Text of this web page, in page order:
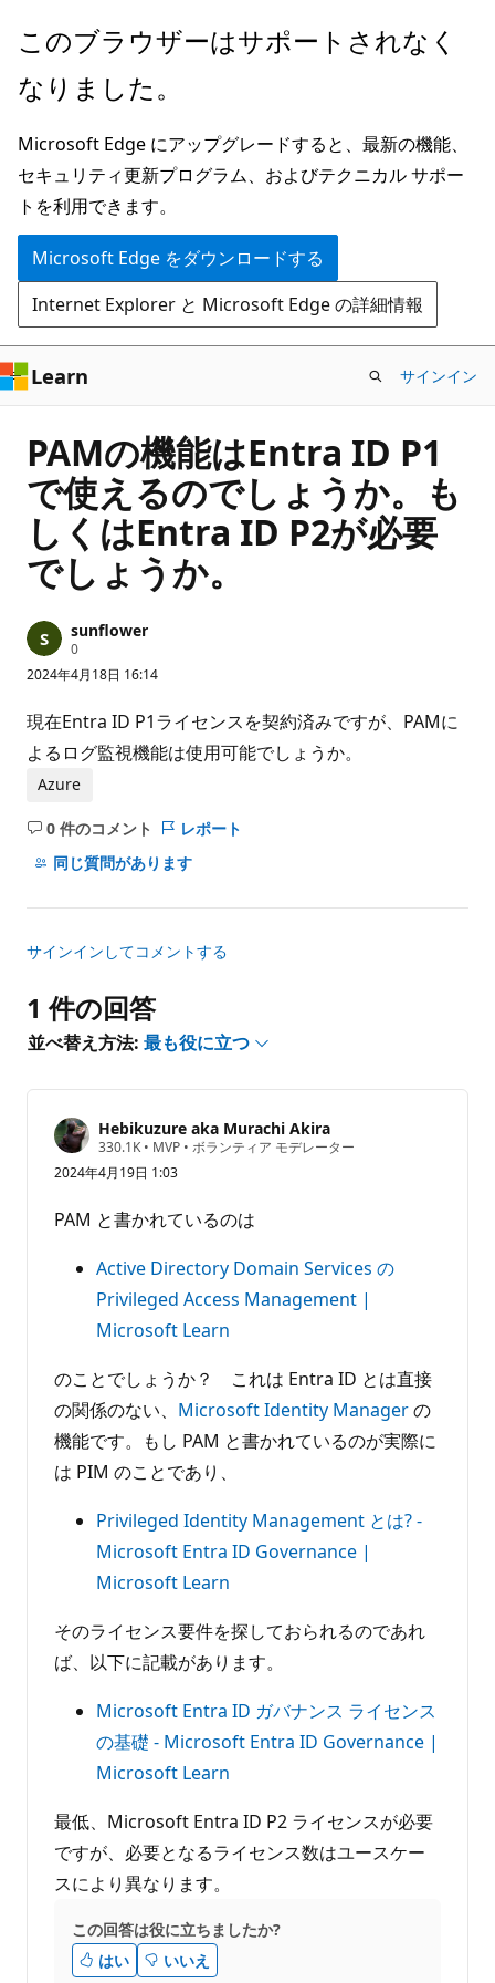
メ
ン
ン
テ
ン
ツ
に
ス
キ
ッ
プ
このブラウザーはサポートされなく
なりました。
Microsoft Edge にアップグレードすると、最新の機能、
セキュリティ更新プログラム、およびテクニカル サポー
トを利用できます。
Microsoft Edge をダウンロードする
Internet Explorer と Microsoft Edge の詳細情報
Learn サインイン
PAMの機能はEntra ID P1
で使えるのでしょうか。も
しくはEntra ID P2が必要
でしょうか。
sunflower
0評
価
の
イ
ン
ト
2024年4月18日 16:14
現在Entra ID P1ライセンスを契約済みですが、PAMに
よるログ監視機能は使用可能でしょうか。
Azure
0 件のコメント
コ
メ
ト
あ
ま
せ
ん
レポート
同じ質問があります
サインインしてコメントする
1 件の回答
並べ替え方法: 最も役に立つ
Hebikuzure aka Murachi Akira
330.1K 評
価
の
イ
ン
• MVP • ボランティア モデレーター
2024年4月19日 1:03
PAM と書かれているのは
Active Directory Domain Services の
Privileged Access Management |
Microsoft Learn
のことでしょうか？ これは Entra ID とは直接
の関係のない、 Microsoft Identity Managerの
機能です。もし PAM と書かれているのが実際に
は PIM のことであり、
Privileged Identity Management とは? -
Microsoft Entra ID Governance |
Microsoft Learn
そのライセンス要件を探しておられるのであれ
ば、以下に記載があります。
Microsoft Entra ID ガバナンス ライセンス
の基礎 - Microsoft Entra ID Governance |
Microsoft Learn
最低、Microsoft Entra ID P2 ライセンスが必要
ですが、必要となるライセンス数はユースケー
スにより異なります。
この回答は役に立ちましたか?
はい
いいえ